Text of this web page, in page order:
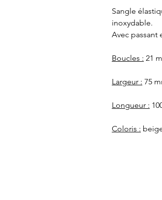
Sangle
inoxydable.
Avec passant
Boucles : 21
Largeur : 75
Longueur :
Coloris :